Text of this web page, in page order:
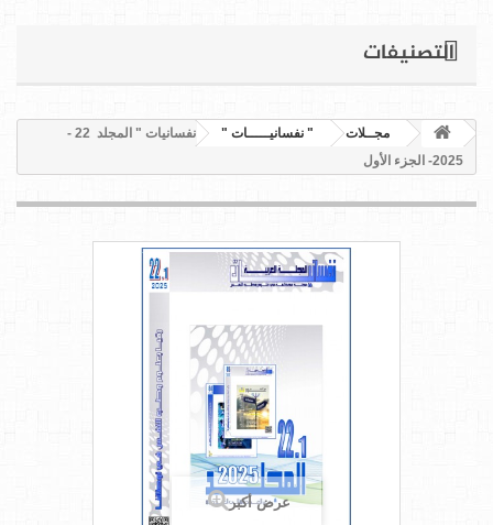
التصنيفات
مجــلات " نفسانيـــــات "
" نفسانيات " المجلد 22 -
2025- الجزء الأول
عرض أكبر